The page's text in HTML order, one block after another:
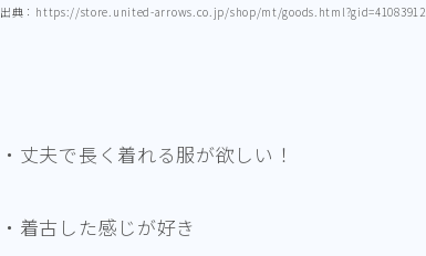
出典：https://store.united-arrows.co.jp/shop/mt/goods.html?gid=41083912
・丈夫で長く着れる服が欲しい！
・着古した感じが好き